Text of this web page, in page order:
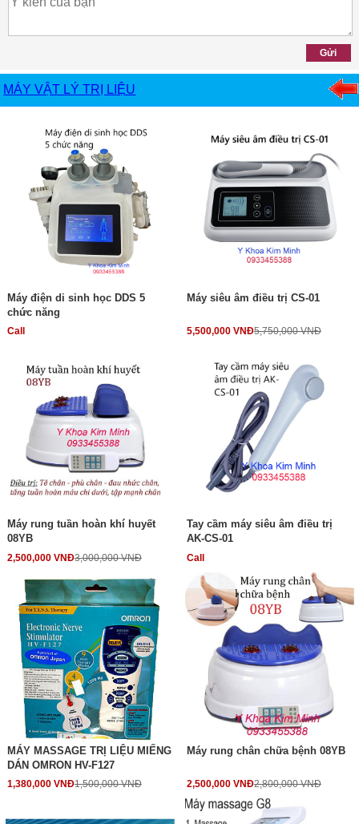
MÁY VẬT LÝ TRỊ LIỆU
Máy điện di sinh học DDS 5
chức năng
Call
Máy siêu âm điều trị CS-01
5,500,000 VNĐ5,750,000 VNĐ
Máy rung tuần hoàn khí huyết
08YB
2,500,000 VNĐ3,000,000 VNĐ
Tay cầm máy siêu âm điều trị
AK-CS-01
Call
MÁY MASSAGE TRỊ LIỆU MIẾNG
DÁN OMRON HV-F127
1,380,000 VNĐ1,500,000 VNĐ
Máy rung chân chữa bệnh 08YB
2,500,000 VNĐ2,800,000 VNĐ